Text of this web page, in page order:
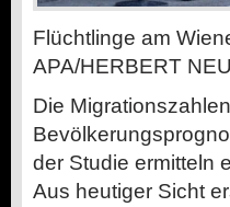
Flüchtlinge am
APA/HERBERT
​Die
der Studie ermitteln
Aus heutiger Sicht